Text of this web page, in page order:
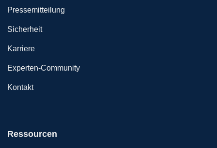
Pressemitteilung
Sicherheit
Karriere
Experten-Community
Kontakt
Ressourcen